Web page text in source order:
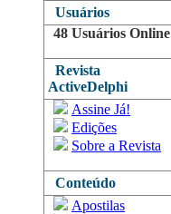
Usuários
48 Usuários Online
Revista
ActiveDelphi
Assine Já!
Edições
Sobre a Revista
Conteúdo
Apostilas